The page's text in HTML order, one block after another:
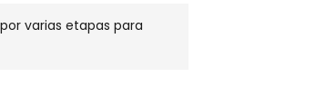
varias etapas para